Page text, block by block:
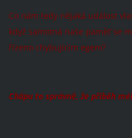
Co nám tedy nějaká událost
když samotná naše paměť se
řízeno chybujícím egem?
Chápu to správně, že příběh